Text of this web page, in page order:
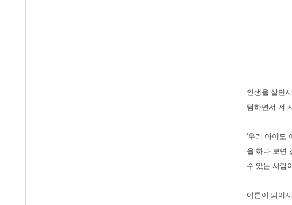
인생을 살면
담하면서 저
'우리 아이도
을 하다 보면
수 있는 사람
어른이 되어